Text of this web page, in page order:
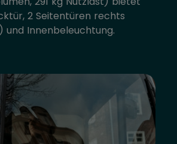
2 Seitentüren rechts
und Innenbeleuchtung.